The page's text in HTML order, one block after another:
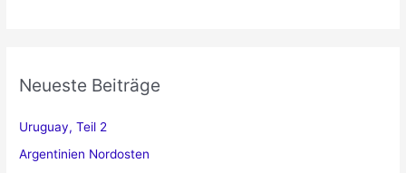
Neueste Beiträge
Uruguay, Teil 2
Argentinien Nordosten